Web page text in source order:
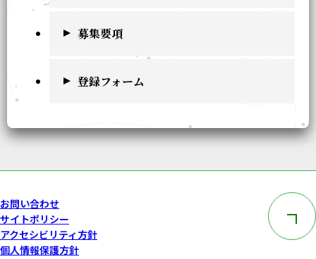
募集要項
登録フォーム
お問い合わせ
サイトポリシー
アクセシビリティ方針
個人情報保護方針
このペー